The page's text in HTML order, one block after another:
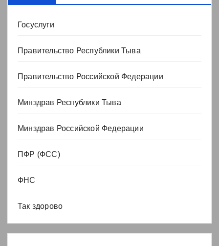
Госуслуги
Правительство Республики Тыва
Правительство Российской Федерации
Минздрав Республики Тыва
Минздрав Российской Федерации
ПФР (ФСС)
ФНС
Так здорово